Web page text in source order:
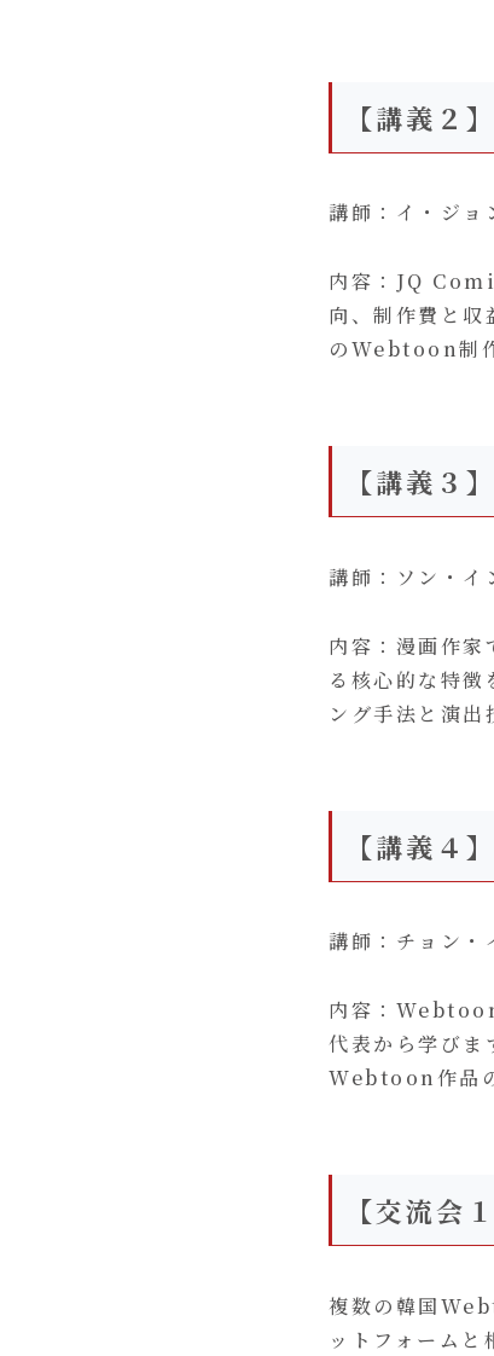
【講義２
講師：イ・ジ
内容：JQ
向、制作費と
のWebtoon制
【講義
講師：ソン・イ
内容：漫画作
る核心的な特
ング手法と演出
【講義４
講師：チョン
内容：
代表から学び
Webtoon作品
【交流会
複数の韓国
ットフォームと